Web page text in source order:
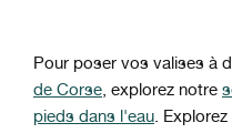
Pour poser vos valises à
de Corse, explorez notre
pieds dans l'eau.